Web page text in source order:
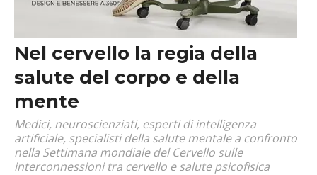
Nel cervello la regia della
salute del corpo e della
mente
Medici, neuroscienziati, esperti di intelligenza
artificiale, specialisti della salute mentale a confronto
nella Settimana mondiale del Cervello sulle
interconnessioni tra cervello e salute psicofisica